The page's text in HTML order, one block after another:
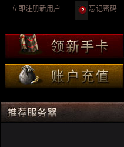
忘记密码
立即注册新用户